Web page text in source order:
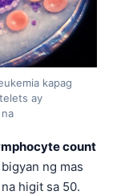
kapag
ay
count
ng mas
higit sa 50.